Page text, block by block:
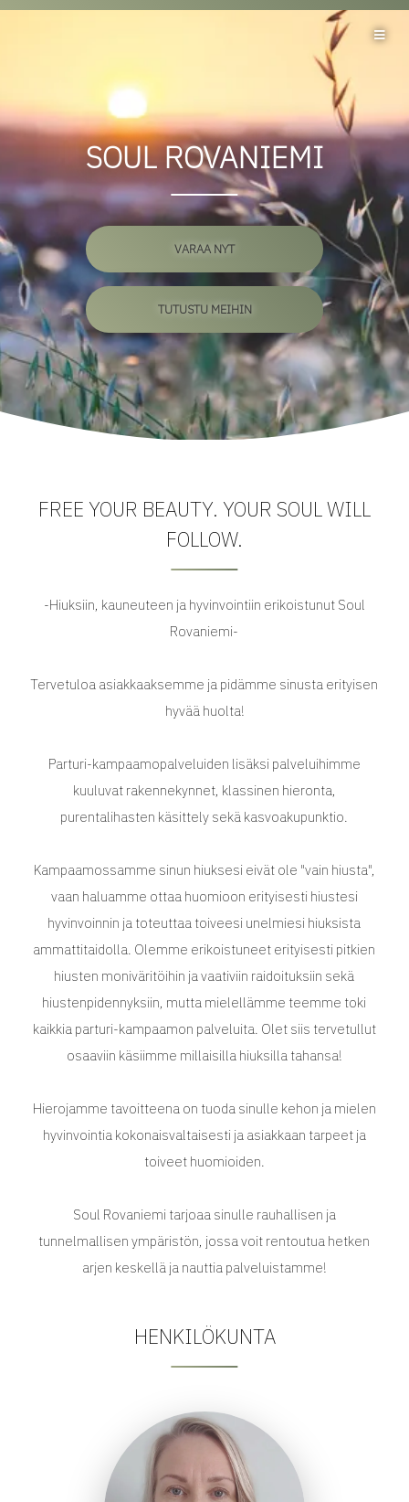
SOUL ROVANIEMI
VARAA NYT
TUTUSTU MEIHIN
FREE YOUR BEAUTY. YOUR SOUL WILL
FOLLOW.
-Hiuksiin, kauneuteen ja hyvinvointiin erikoistunut Soul
Rovaniemi-
Tervetuloa asiakkaaksemme ja pidämme sinusta erityisen
hyvää huolta!
Parturi-kampaamopalveluiden lisäksi palveluihimme
kuuluvat rakennekynnet, klassinen hieronta,
purentalihasten käsittely sekä kasvoakupunktio.
Kampaamossamme sinun hiuksesi eivät ole "vain hiusta",
vaan haluamme ottaa huomioon erityisesti hiustesi
hyvinvoinnin ja toteuttaa toiveesi unelmiesi hiuksista
ammattitaidolla. Olemme erikoistuneet erityisesti pitkien
hiusten moniväritöihin ja vaativiin raidoituksiin sekä
hiustenpidennyksiin, mutta mielellämme teemme toki
kaikkia parturi-kampaamon palveluita. Olet siis tervetullut
osaaviin käsiimme millaisilla hiuksilla tahansa!
Hierojamme tavoitteena on tuoda sinulle kehon ja mielen
hyvinvointia kokonaisvaltaisesti ja asiakkaan tarpeet ja
toiveet huomioiden.
Soul Rovaniemi tarjoaa sinulle rauhallisen ja
tunnelmallisen ympäristön, jossa voit rentoutua hetken
HENKILÖKUNTA